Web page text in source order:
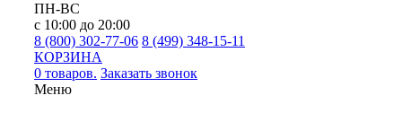
ПН-ВС
с 10:00 до 20:00
8 (800) 302-77-06 8 (499) 348-15-11
КОРЗИНА
0 товаров. Заказать звонок
Меню